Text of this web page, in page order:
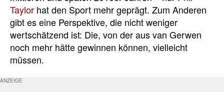
Taylor hat den Sport mehr geprägt. Zum Anderen
gibt es eine Perspektive, die nicht weniger
wertschätzend ist: Die, von der aus van Gerwen
noch mehr hätte gewinnen können, vielleicht
müssen.